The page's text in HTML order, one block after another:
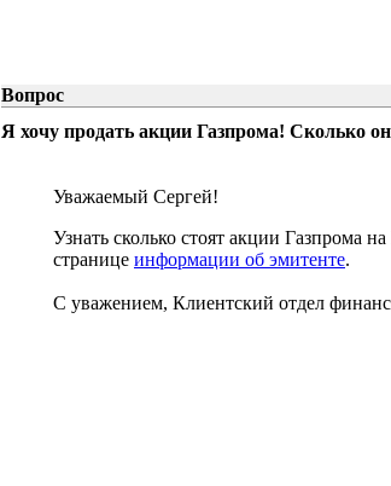
Вопрос
Я хочу продать акции Газпрома! Сколько
Уважаемый Сергей!
Узнать сколько стоят акции
странице информации об эмитенте.
С уважением, Клиентский отдел